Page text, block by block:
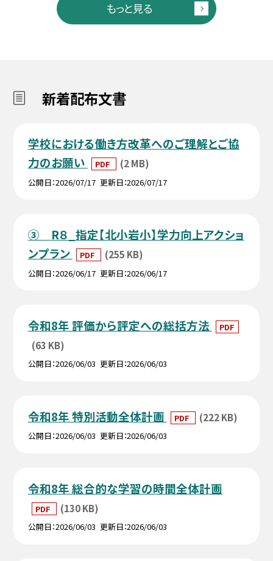
もっと見る
新着配布文書
学校における働き方改革へのご理解とご協
力のお願い
PDF (2 MB)
公開日 2026/07/17 更新日 2026/07/17
③ R８_指定【北小岩小】学力向上アクショ
ンプラン
PDF (255 KB)
公開日 2026/06/17 更新日 2026/06/17
令和8年 評価から評定への総括方法 PDF
(63 KB)
公開日 2026/06/03 更新日 2026/06/03
令和8年 特別活動全体計画 PDF (222 KB)
公開日 2026/06/03 更新日 2026/06/03
令和8年 総合的な学習の時間全体計画
PDF (130 KB)
公開日 2026/06/03 更新日 2026/06/03